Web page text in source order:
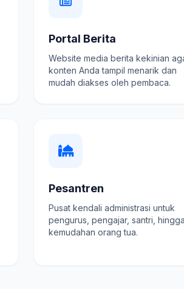
Portal Berita
Website media berita kekinian
konten Anda tampil menarik dan
mudah diakses oleh pembaca.
Pesantren
Pusat kendali administrasi untuk
pengurus, pengajar, santri, hingga
kemudahan orang tua.